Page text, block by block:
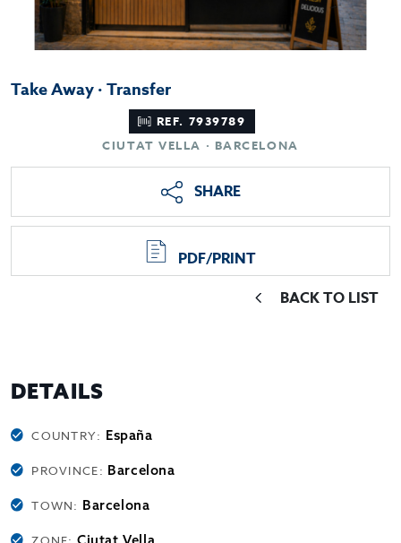
Take Away · Transfer
REF. 7939789
CIUTAT VELLA · BARCELONA
SHARE
PDF/PRINT
BACK TO LIST
DETAILS
COUNTRY: España
PROVINCE: Barcelona
TOWN: Barcelona